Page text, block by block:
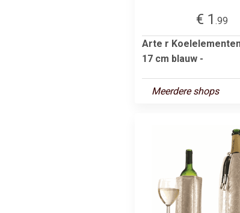
€ 1 .99
Arte r
17 cm blauw -
Meerdere shops